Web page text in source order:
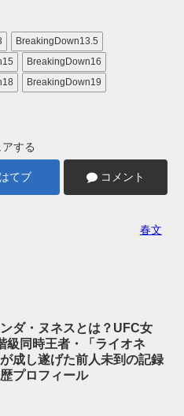
BreakingDown13.5
BreakingDown16
BreakingDown19
する
はてブ コメント
春文
ダ・ヌネスとは？UFC女
級同時王者・「ライオネ
成し遂げた前人未到の記録
プロフィール